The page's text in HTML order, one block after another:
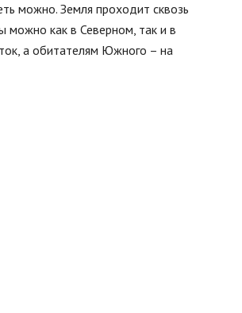
можно. Земля проходит сквозь
можно как в Северном, так и в
а обитателям Южного – на